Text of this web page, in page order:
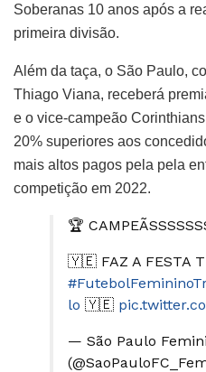
Soberanas 10 anos após a
primeira divisão.
Além da taça, o São Paulo,
Thiago Viana, receberá
e o vice-campeão
20% superiores aos
mais altos pagos pela pela
competição em 2022.
🏆
🇾🇪 FAZ A FESTA
lo 🇾🇪
— São Paulo